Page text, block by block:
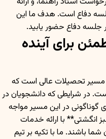
دفاع است. هدف ما این
جلسه دفاع حضور یابید.
برای آینده
مسیر تحصیلات عالی است که
در شرایطی که دانشجویان در
گوناگونی در این مسیر مواجه
با ارائه خدمات
باشند. ما با تکیه بر تیم